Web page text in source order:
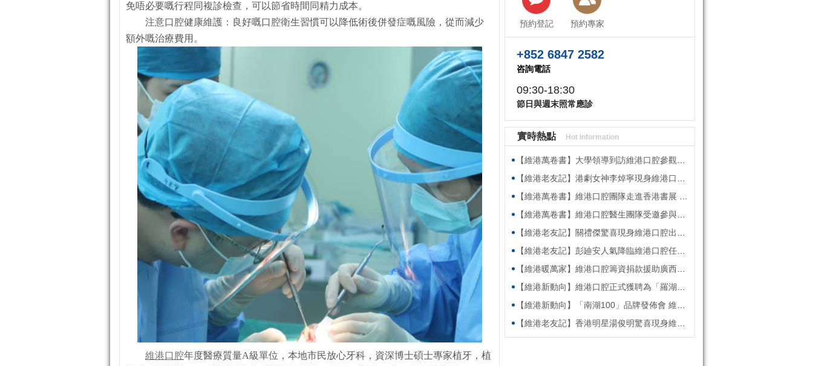
免唔必要嘅行程同複診檢查，可以節省時間同精力成本。
注意口腔健康維護：良好嘅口腔衛生習慣可以降低術後併發症嘅風險，從而減少
額外嘅治療費用。
維港口腔年度醫療質量A級單位，本地市民放心牙科，資深博士碩士專家植牙，植
預約登記 預約專家
+852 6847 2582
咨詢電話
09:30-18:30
節日與週末照常應診
實時熱點 Hot Information
【維港萬卷書】大學領導到訪維港口腔參觀交流 高度讚賞院感消毒與規範化管理
【維港老友記】港劇女神李焯寧現身維港口腔擔任一日店長，分享護牙心得
【維港萬卷書】維港口腔團隊走進香港書展 感受閱讀力量拓寬專業視野
【維港萬卷書】維港口腔醫生團隊受邀參與美國登士柏西諾德專題研討 聚焦無牙頜種植修復前沿策略
【維港老友記】關禮傑驚喜現身維港口腔出任明星一日CEO 即場演繹同分享經驗！
【維港老友記】彭廸安人氣降臨維港口腔任明星一日店長 勁歌熱舞快閃表演點燃全場！
【維港暖萬家】維港口腔籌資捐款援助廣西洪澇災區 攜手香港廣西南寧同鄉會共獻愛心
【維港新動向】維港口腔正式獲聘為「羅湖區社會醫療機構行業協會監事單位」
【維港新動向】「南湖100」品牌發佈會 維港口腔獲評「突出貢獻企業」殊榮
【維港老友記】香港明星湯俊明驚喜現身維港口腔 擔任明星一日店長！